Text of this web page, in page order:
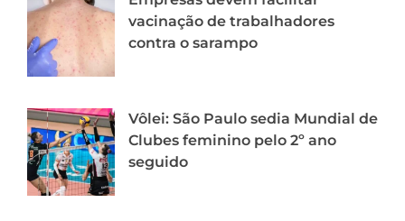
vacinação de trabalhadores
contra o sarampo
Vôlei: São Paulo sedia Mundial de
Clubes feminino pelo 2º ano
seguido